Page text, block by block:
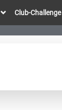
Club-Challenge